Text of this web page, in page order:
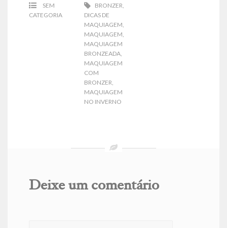
SEM
CATEGORIA
BRONZER,
DICAS DE
MAQUIAGEM,
MAQUIAGEM,
MAQUIAGEM
BRONZEADA,
MAQUIAGEM
COM
BRONZER,
MAQUIAGEM
NO INVERNO
Deixe um comentário